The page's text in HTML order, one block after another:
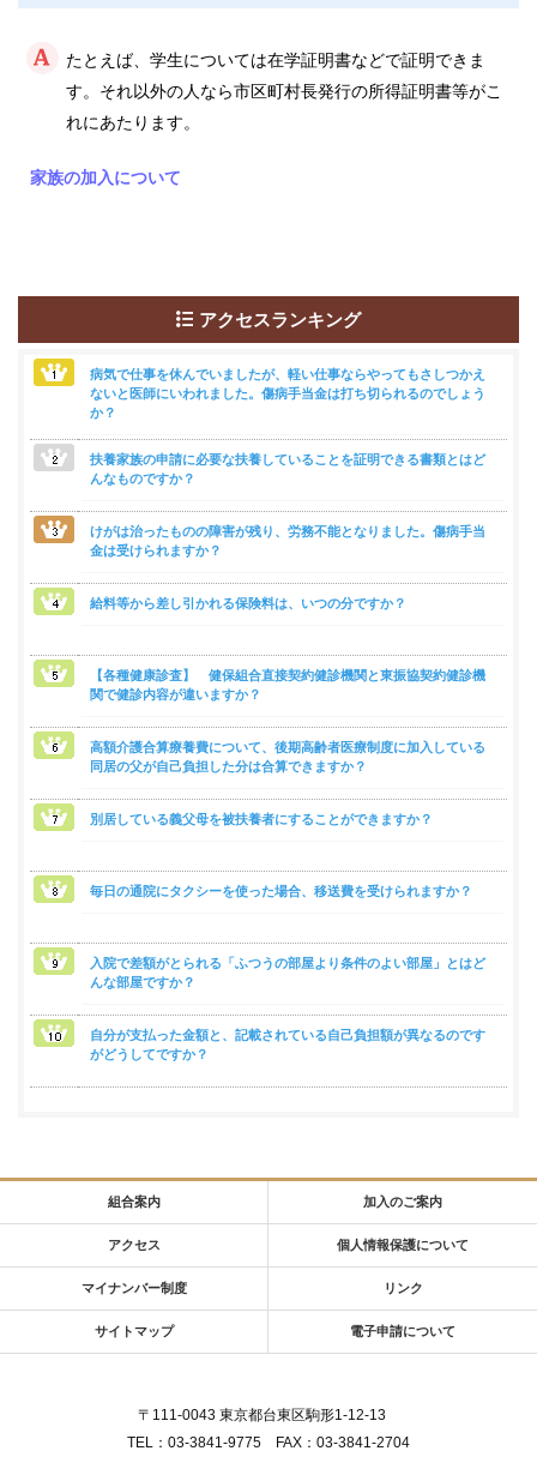
続
覧
問
合
案
内
たとえば、学生については在学証明書などで証明できま
す。それ以外の人なら市区町村長発行の所得証明書等がこ
れにあたります。
家族の加入について
アクセスランキング
病気で仕事を休んでいましたが、軽い仕事ならやってもさしつかえ
ないと医師にいわれました。傷病手当金は打ち切られるのでしょう
か？
扶養家族の申請に必要な扶養していることを証明できる書類とはど
んなものですか？
けがは治ったものの障害が残り、労務不能となりました。傷病手当
金は受けられますか？
給料等から差し引かれる保険料は、いつの分ですか？
【各種健康診査】 健保組合直接契約健診機関と東振協契約健診機
関で健診内容が違いますか？
高額介護合算療養費について、後期高齢者医療制度に加入している
同居の父が自己負担した分は合算できますか？
別居している義父母を被扶養者にすることができますか？
毎日の通院にタクシーを使った場合、移送費を受けられますか？
入院で差額がとられる「ふつうの部屋より条件のよい部屋」とはど
んな部屋ですか？
自分が支払った金額と、記載されている自己負担額が異なるのです
がどうしてですか？
組合案内 加入のご案内
アクセス 個人情報保護について
マイナンバー制度 リンク
サイトマップ 電子申請について
〒111-0043 東京都台東区駒形1‐12‐13
TEL：03-3841-9775 FAX：03-3841-2704